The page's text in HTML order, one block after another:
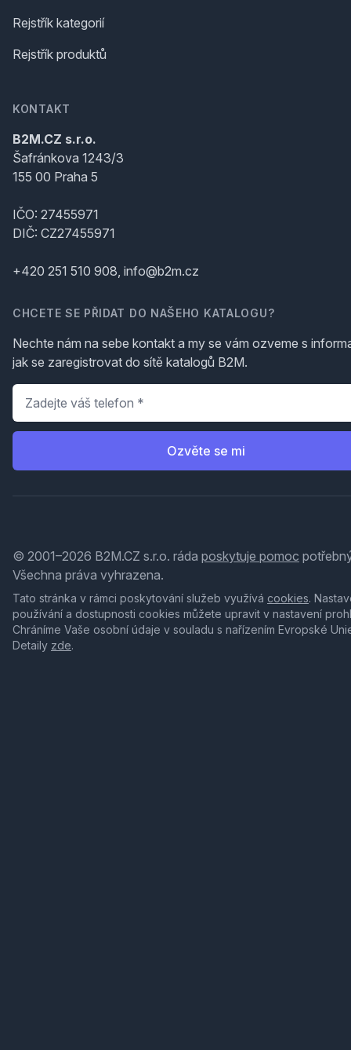
Rejstřík kategorií
Rejstřík produktů
KONTAKT
B2M.CZ s.r.o.
Šafránkova 1243/3
155 00 Praha 5
IČO: 27455971
DIČ: CZ27455971
+420 251 510 908, info@b2m.cz
CHCETE SE PŘIDAT DO NAŠEHO KATALOGU?
Nechte nám na sebe kontakt a my se vám ozveme s
jak se zaregistrovat do sítě katalogů B2M.
Telefon
Ozvěte se mi
© 2001–2026 B2M.CZ s.r.o. ráda poskytuje pomoc
Všechna práva vyhrazena.
Tato stránka v rámci poskytování služeb využívá cookies.
používání a dostupnosti cookies můžete upravit v nastavení
Chráníme Vaše osobní údaje v souladu s nařízením Evropské
Detaily zde.